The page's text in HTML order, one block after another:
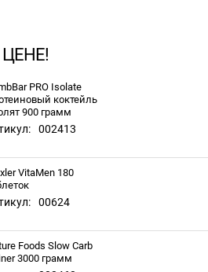
PRO Isolate
коктейль
900 грамм
002413
VitaMen 180
00624
Foods Slow Carb
3000 грамм